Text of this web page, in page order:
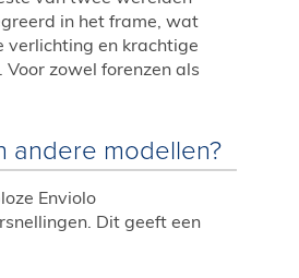
in het frame, wat
verlichting en krachtige
zowel forenzen als
andere modellen?
Enviolo
Dit geeft een